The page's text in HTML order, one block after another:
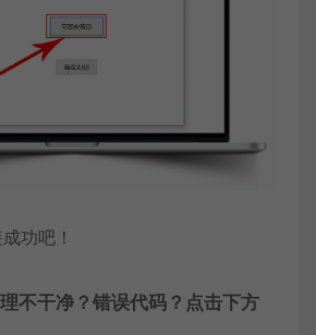
功吧！
不干净？错误代码？点击下方